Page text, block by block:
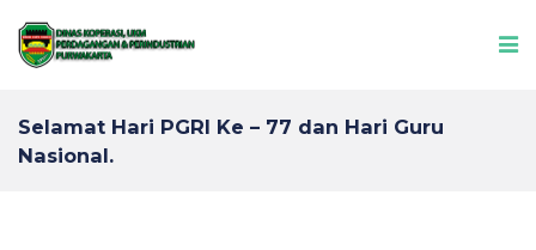
Selamat Hari PGRI Ke – 77 dan Hari Guru
Nasional.